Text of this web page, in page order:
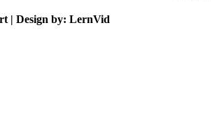
| Design by: LernVid